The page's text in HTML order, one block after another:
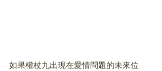
如果權杖九出現在愛情問題的未來位